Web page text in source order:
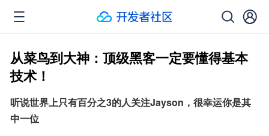
从菜鸟到大神：顶级黑客一定要懂得基本
技术！
听说世界上只有百分之3的人关注Jayson，很幸运你是其
中一位